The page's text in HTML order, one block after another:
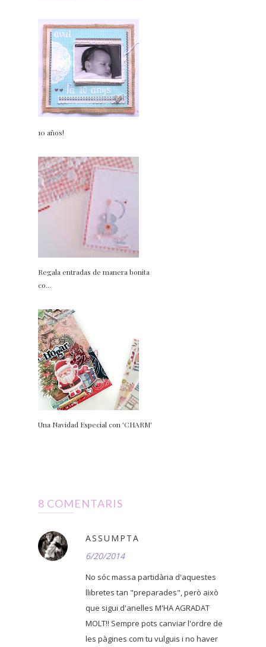
10 años!
Regala entradas de manera bonita
co...
Una Navidad Especial con 'CHARM'
8 COMENTARIS
ASSUMPTA
6/20/2014
No sóc massa partidària d'aquestes
llibretes tan "preparades", però això
que sigui d'anelles M'HA AGRADAT
MOLT!! Sempre pots canviar l'ordre de
les pàgines com tu vulguis i no haver